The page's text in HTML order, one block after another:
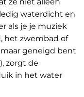
waterdicht en
als je je muziek
het zwembad of
geneigd bent
zorgt de
in het water